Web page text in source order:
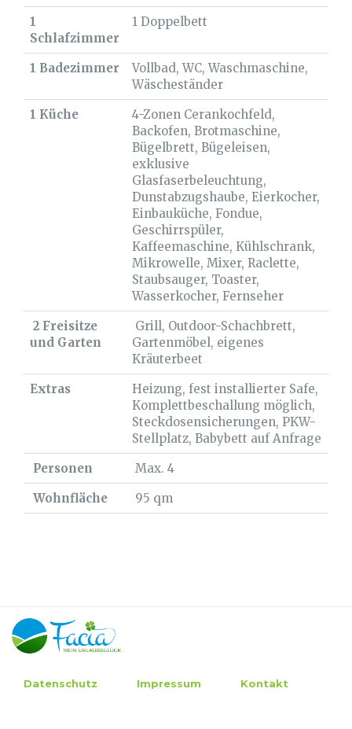
1
Schlafzimmer
1 Doppelbett
1 Badezimmer
Vollbad, WC, Waschmaschine,
Wäscheständer
1 Küche
4-Zonen Cerankochfeld,
Backofen, Brotmaschine,
Bügelbrett, Bügeleisen,
exklusive
Glasfaserbeleuchtung,
Dunstabzugshaube, Eierkocher,
Einbauküche, Fondue,
Geschirrspüler,
Kaffeemaschine, Kühlschrank,
Mikrowelle, Mixer, Raclette,
Staubsauger, Toaster,
Wasserkocher, Fernseher
2 Freisitze
und Garten
Grill, Outdoor-Schachbrett,
Gartenmöbel, eigenes
Kräuterbeet
Extras
Heizung, fest installierter Safe,
Komplettbeschallung möglich,
Steckdosensicherungen, PKW-
Stellplatz, Babybett auf Anfrage
Personen
Max. 4
Wohnfläche
95 qm
Datenschutz Impressum Kontakt